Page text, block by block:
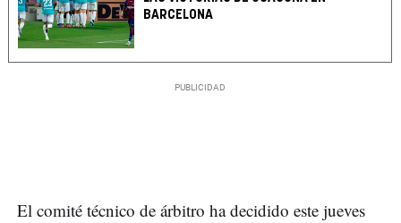
BARCELONA
El comité técnico de árbitro ha decidido este jueves